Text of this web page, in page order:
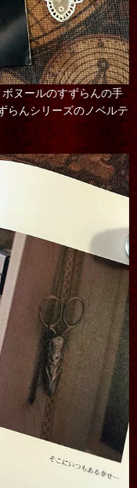
ヌールのすずらんの手
らんシリーズのノベルテ